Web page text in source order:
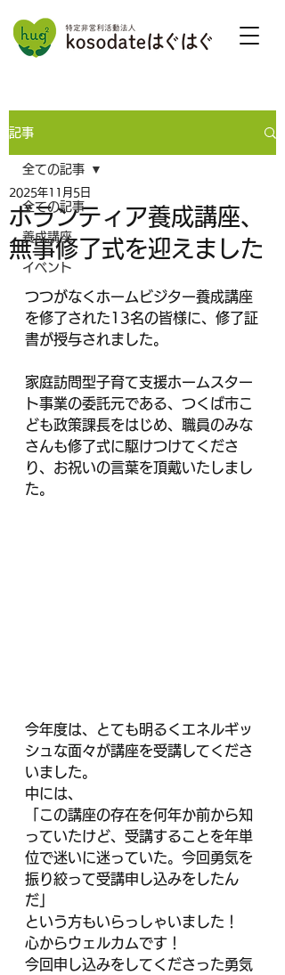
記事
全ての記事
養成講座
イベント
全ての記事
ボランティア養成講座、
無事修了式を迎えました
2025年11月5日
つつがなくホームビジター養成講座
を修了された13名の皆様に、修了証
書が授与されました。
家庭訪問型子育て支援ホームスター
ト事業の委託元である、つくば市こ
ども政策課長をはじめ、職員のみな
さんも修了式に駆けつけてくださ
り、お祝いの言葉を頂戴いたしまし
た。
今年度は、とても明るくエネルギッ
シュな面々が講座を受講してくださ
いました。
中には、
「この講座の存在を何年か前から知
っていたけど、受講することを年単
位で迷いに迷っていた。今回勇気を
振り絞って受講申し込みをしたん
だ」
という方もいらっしゃいました！
心からウェルカムです！
今回申し込みをしてくださった勇気